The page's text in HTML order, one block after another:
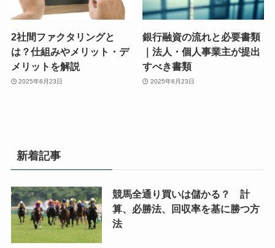
2社間ファクタリングと
は？仕組みやメリット・デ
メリットを解説
2025年6月23日
銀行融資の流れと必要書類
｜法人・個人事業主が提出
すべき書類
2025年6月23日
新着記事
競馬全通り買いは儲かる？ 計
算、必勝法、回収率を基に勝つ方
法